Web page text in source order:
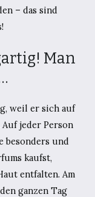
– das sind
Man
weil er sich auf
jeder Person
besonders und
kaufst,
entfalten. Am
ganzen Tag